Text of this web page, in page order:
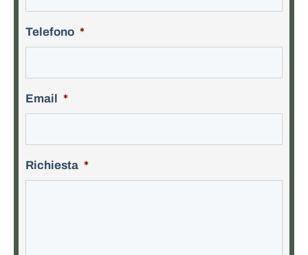
Telefono *
Email *
Richiesta *